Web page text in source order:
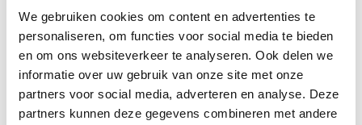
We gebruiken cookies om content en advertenties te
personaliseren, om functies voor social media te bieden
en om ons websiteverkeer te analyseren. Ook delen we
informatie over uw gebruik van onze site met onze
partners voor social media, adverteren en analyse. Deze
partners kunnen deze gegevens combineren met andere
reiskoffer 75 cm (large)
s'cure
VAN 249,00VOOR 159,00
small
59,90